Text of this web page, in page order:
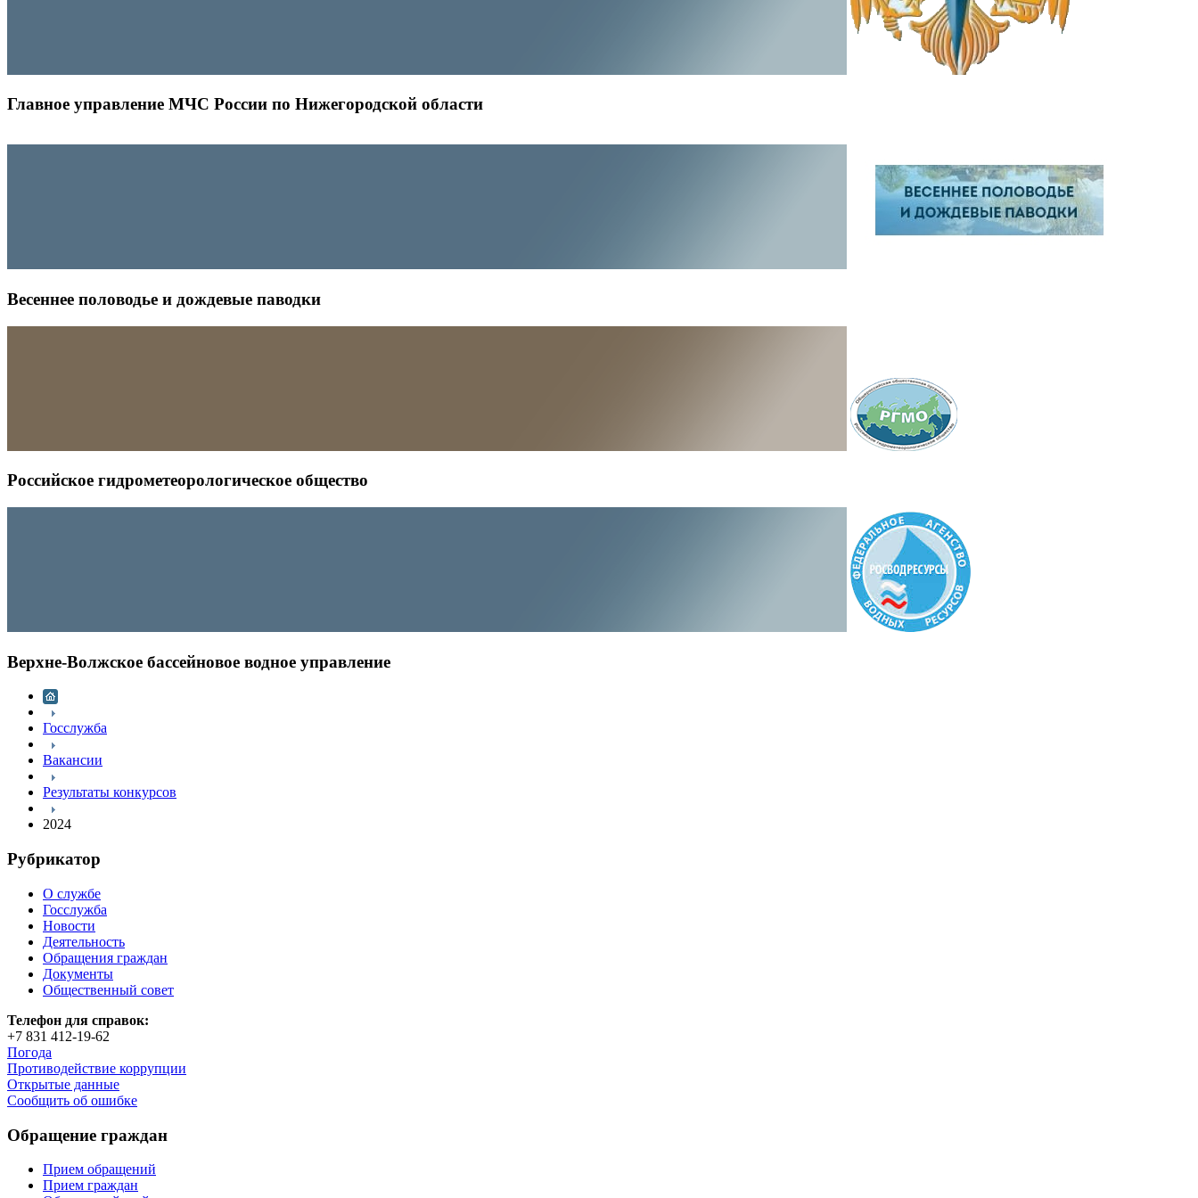
Главное управление МЧС России по Нижегородской области
Весеннее половодье и дождевые паводки
Российское гидрометеорологическое общество
Верхне-Волжское бассейновое водное управление
Госслужба
Вакансии
Результаты конкурсов
2024
Рубрикатор
О службе
Госслужба
Новости
Деятельность
Обращения граждан
Документы
Общественный совет
Телефон для справок:
+7 831 412-19-62
Погода
Противодействие коррупции
Открытые данные
Сообщить об ошибке
Обращение граждан
Прием обращений
Прием граждан